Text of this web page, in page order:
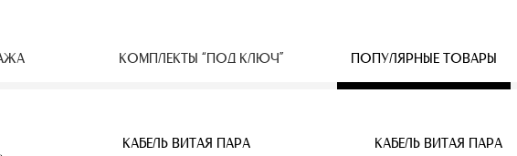
КОМПЛЕКТЫ “ПОД КЛЮЧ” ПОПУЛЯРНЫЕ ТОВАРЫ
БЕСПРОВОДНЫЕ IP КАМЕРЫ КАБЕЛЬ ВИТАЯ ПАРА
КАБЕЛЬ ВИТАЯ ПАРА КАБЕЛЬ ВИТАЯ ПАРА
КАБЕЛЬ ВИТАЯ ПАРА КАБЕЛЬ ВИТАЯ ПАРА